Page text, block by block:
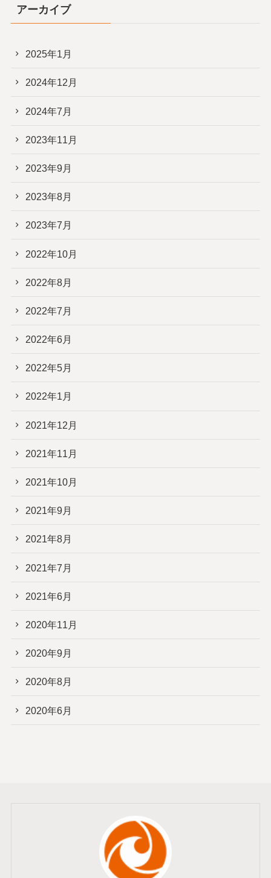
アーカイブ
2025年1月
2024年12月
2024年7月
2023年11月
2023年9月
2023年8月
2023年7月
2022年10月
2022年8月
2022年7月
2022年6月
2022年5月
2022年1月
2021年12月
2021年11月
2021年10月
2021年9月
2021年8月
2021年7月
2021年6月
2020年11月
2020年9月
2020年8月
2020年6月